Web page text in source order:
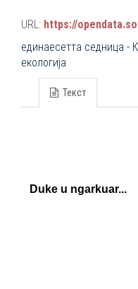
URL: https://opendata.sobranie.mk/dataset/6d8701ea-3a42-465d-
единаесетта седница -
екологија
Текст